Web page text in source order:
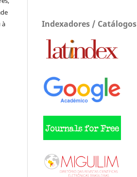
à
Indexadores / Catálogos